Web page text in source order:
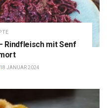
Rindfleisch mit Senf
18 JANUAR 2024